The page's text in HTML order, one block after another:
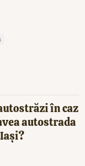
în caz
autostrada